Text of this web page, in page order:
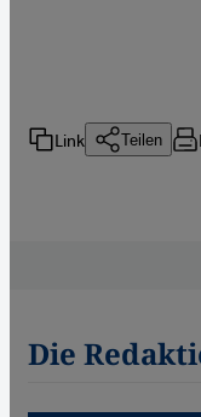
Link Teilen
Die